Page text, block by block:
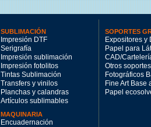
SUBLIMACIÓN
Impresión DTF
Serigrafía
Impresión sublimación
Impresión fotolitos
Tintas Sublimación
Transfers y vinilos
Planchas y calandras
Artículos sublimables
MAQUINARIA
Encuadernación
SOPORTES
Expositores y
Papel para
CAD/
Otros soportes
Fotográficos
Fine Art Base
Papel